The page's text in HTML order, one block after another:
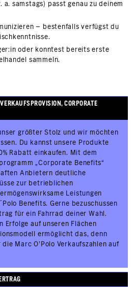
a. samstags) passt genau zu deinem
– bestenfalls verfügst du
oder konntest bereits erste
sammeln.
CORPORATE
größter Stolz und wir möchten
Du kannst unsere Produkte
Rabatt einkaufen. Mit dem
„Corporate Benefits“
Anbietern deutliche
zur betrieblichen
Leistungen
Benefits. Gerne bezuschussen
für ein Fahrrad deiner Wahl.
Erfolge auf unseren Flächen
ermöglicht das, denn
Marc O’Polo Verkaufszahlen auf